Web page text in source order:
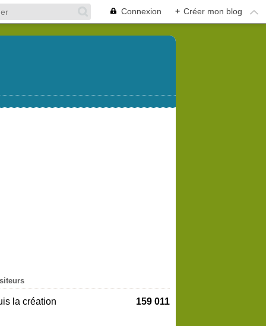
Connexion + Créer mon blog
la création 159 011